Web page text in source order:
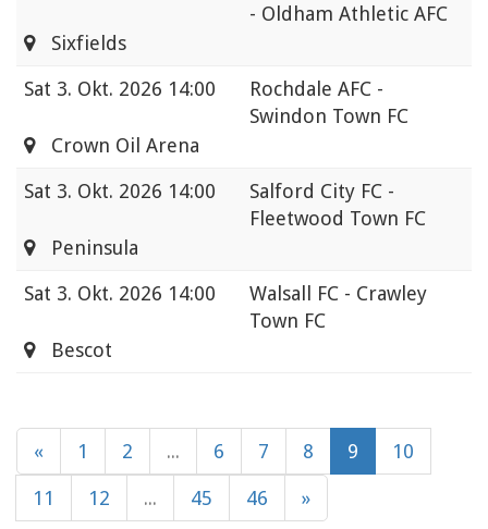
- Oldham Athletic AFC
Sixfields
Sat 3. Okt. 2026 14:00
Rochdale AFC -
Swindon Town FC
Crown Oil Arena
Sat 3. Okt. 2026 14:00
Salford City FC -
Fleetwood Town FC
Peninsula
Sat 3. Okt. 2026 14:00
Walsall FC - Crawley
Town FC
Bescot
« 1 2 ... 6 7 8 9 10
11 12 ... 45 46 »